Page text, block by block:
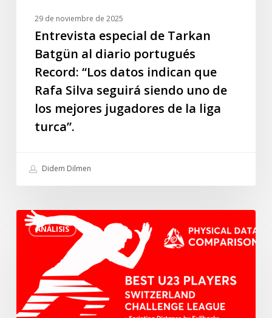
seguirá
siendo
jugadores
liga
turca”.
29 de noviembre de 2025
Entrevista especial de Tarkan
Batgün al diario portugués
Record: “Los datos indican que
Rafa Silva seguirá siendo uno de
los mejores jugadores de la liga
turca”.
Didem Dilmen
ANÁLISIS
Los
mejores
Challenge